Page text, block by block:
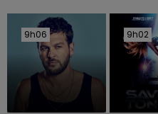
9h06
9h06 9h02
9h02